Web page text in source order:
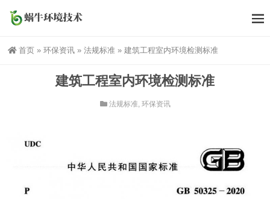
首页 » 环保资讯 » 法规标准 » 建筑工程室内环境检测标准
建筑工程室内环境检测标准
法规标准, 环保资讯